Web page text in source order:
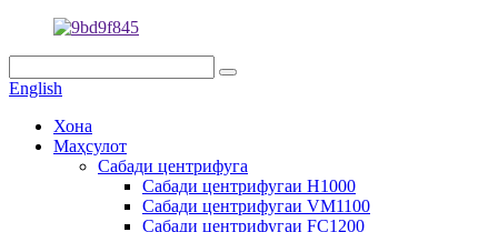
English
Хона
Маҳсулот
Сабади центрифуга
Сабади центрифугаи H1000
Сабади центрифугаи VM1100
Сабади центрифугаи FC1200